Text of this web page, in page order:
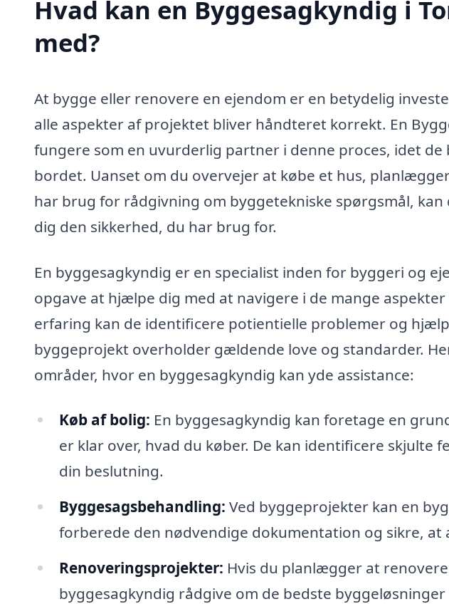
Hvad kan en Byggesagkyndig i
med?
At bygge eller renovere en ejendom er en betydelig
alle aspekter af projektet bliver håndteret korrekt. En
fungere som en uvurderlig partner i denne proces, idet
bordet. Uanset om du overvejer at købe et hus,
har brug for rådgivning om byggetekniske spørgsmål,
dig den sikkerhed, du har brug for.
En byggesagkyndig er en specialist inden for byggeri og
opgave at hjælpe dig med at navigere i de mange
erfaring kan de identificere potientielle problemer og
byggeprojekt overholder gældende love og standarder.
områder, hvor en byggesagkyndig kan yde assistance:
Køb af bolig: En byggesagkyndig kan foretage en
er klar over, hvad du køber. De kan identificere skjulte
din beslutning.
Byggesagsbehandling: Ved byggeprojekter kan en
forberede den nødvendige dokumentation og sikre, at
Renoveringsprojekter: Hvis du planlægger at
byggesagkyndig rådgive om de bedste